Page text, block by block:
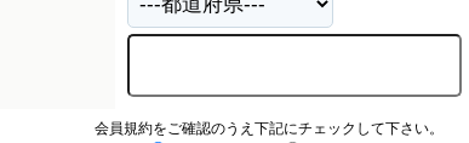
会員規約をご確認のうえ下記にチェックして下さい。